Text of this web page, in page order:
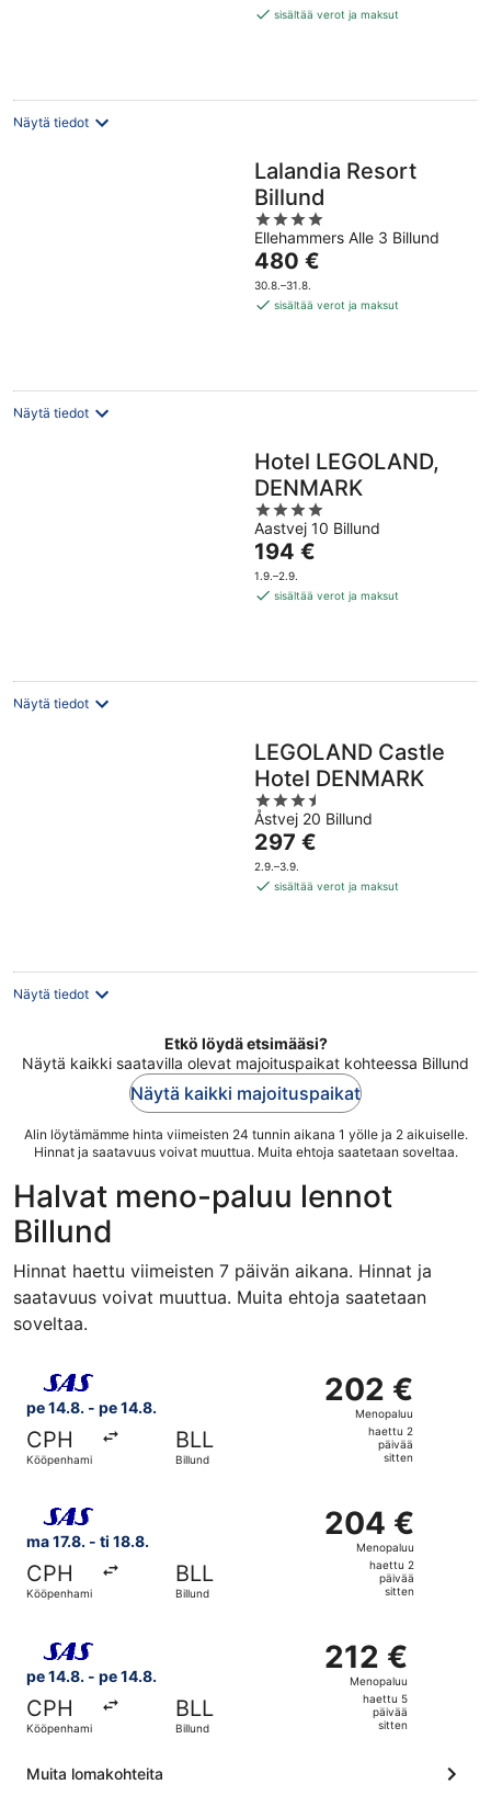
261 €
sisältää verot ja maksut
Näytä tiedot
Lalandia Resort
Billund
4
out
of
5
Ellehammers Alle 3 Billund
Hinta
on
480 €
480 €
30.8.–31.8.
sisältää verot ja maksut
Näytä tiedot
Hotel LEGOLAND,
DENMARK
4
out
of
5
Aastvej 10 Billund
Hinta
on
194 €
194 €
1.9.–2.9.
sisältää verot ja maksut
Näytä tiedot
LEGOLAND Castle
Hotel DENMARK
3.5
out
of
5
Åstvej 20 Billund
Hinta
on
297 €
297 €
2.9.–3.9.
sisältää verot ja maksut
Näytä tiedot
Etkö löydä etsimääsi?
Näytä kaikki saatavilla olevat majoituspaikat kohteessa Billund
Näytä kaikki majoituspaikat
Alin löytämämme hinta viimeisten 24 tunnin aikana 1 yölle ja 2 aikuiselle.
Hinnat ja saatavuus voivat muuttua. Muita ehtoja saatetaan soveltaa.
Halvat meno-paluu lennot
Billund
Hinnat haettu viimeisten 7 päivän aikana. Hinnat ja
saatavuus voivat muuttua. Muita ehtoja saatetaan
soveltaa.
pe 14.8. - pe 14.8.
CPH
Kööpenhamina
BLL
Billund
202 €
Menopaluu,
haettu
202 €
Menopaluu
haettu 2
päivää
sitten
Valitse lentoyhtiön Scandinavian Airlines lento, lähtö pe
ma 17.8. - ti 18.8.
CPH
Kööpenhamina
BLL
Billund
204 €
Menopaluu,
haettu
204 €
Menopaluu
haettu 2
päivää
sitten
Valitse lentoyhtiön Scandinavian Airlines lento, lähtö
pe 14.8. - pe 14.8.
CPH
Kööpenhamina
BLL
Billund
212 €
Menopaluu,
haettu
212 €
Menopaluu
haettu 5
päivää
sitten
Muita lomakohteita